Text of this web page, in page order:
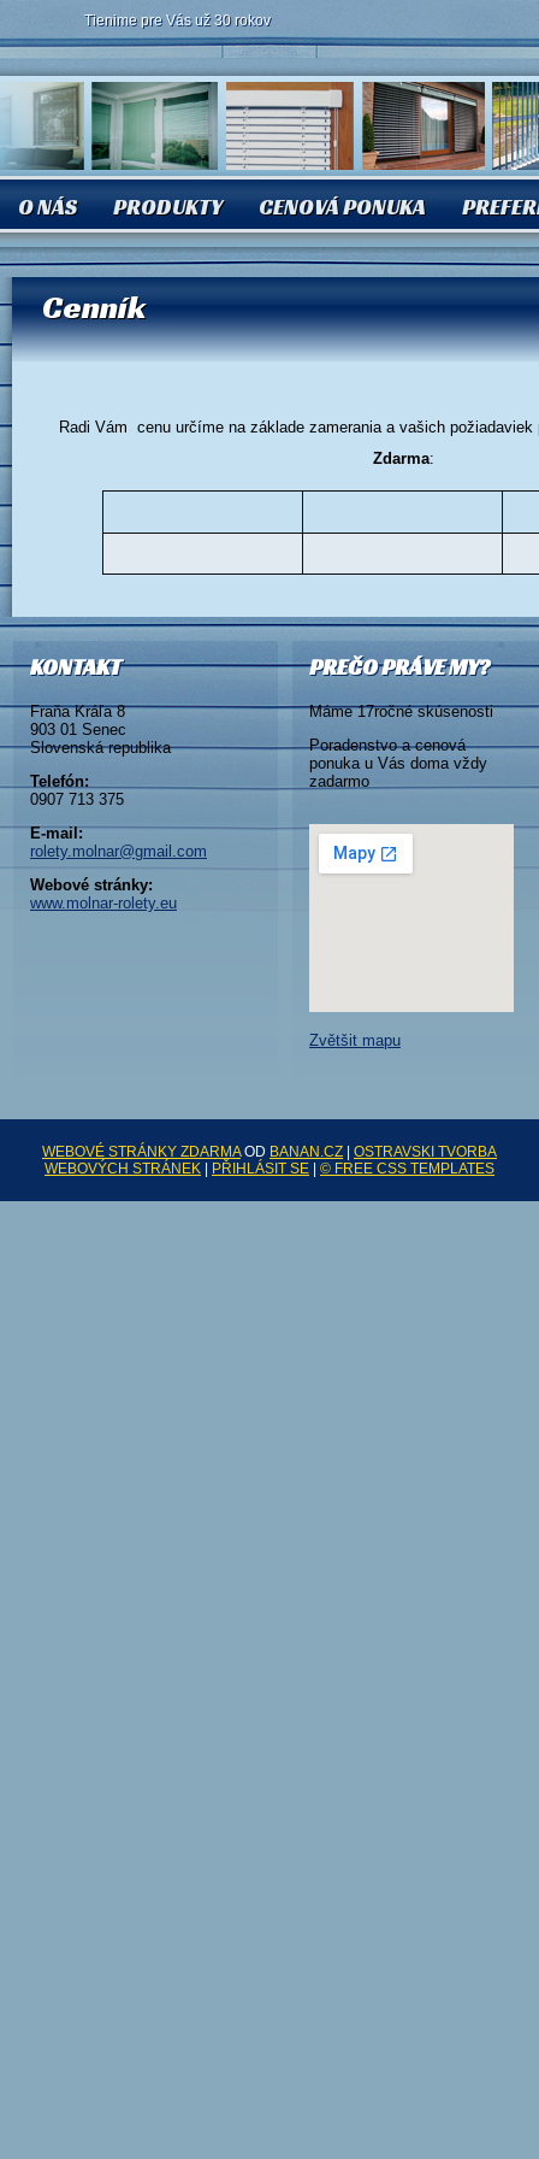
Tienime pre Vás už 30 rokov
O NÁS PRODUKTY CENOVÁ PONUKA
Cenník
Radi Vám cenu určíme na základe zamerania a vašich
Zdarma:
KONTAKT
Fraňa Kráľa 8
903 01 Senec
Slovenská republika
Telefón:
0907 713 375
E-mail:
rolety.molnar@gmail.com
Webové stránky:
www.molnar-rolety.eu
PREČO PRÁVE MY?
Máme 17ročné skúsenosti
Poradenstvo a cenová
ponuka u Vás doma vždy
zadarmo
Zvětšit mapu
WEBOVÉ STRÁNKY ZDARMAOD BANAN.CZ
OSTRAVSKI TVORBA
WEBOVÝCH STRÁNEK
PŘIHLÁSIT SE © FREE CSS TEMPLATES